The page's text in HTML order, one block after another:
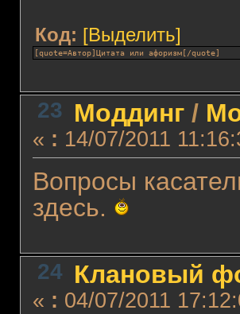
Код: [Выделить]
[quote=Автор]Цитата или афоризм[/quote]
23 Моддинг/
« : 14/07/2011
Вопросы
здесь.
24 Клановый
« : 04/07/2011